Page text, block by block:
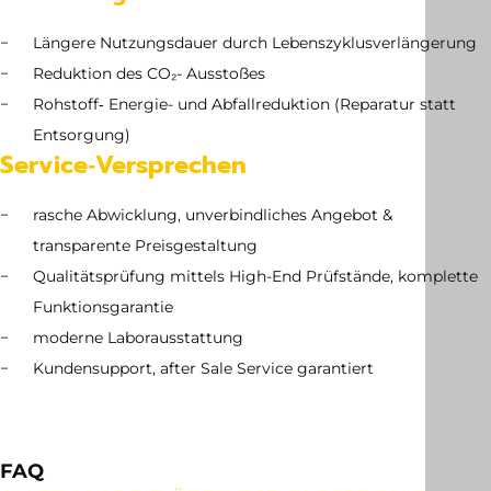
Längere Nutzungsdauer durch Lebenszyklusverlängerung
Reduktion des CO₂- Ausstoßes
Rohstoff‑ Energie- und Abfallreduktion (Reparatur statt
Entsorgung)
Service‑Versprechen
rasche Abwicklung, unverbindliches Angebot &
transparente Preisgestaltung
Qualitätsprüfung mittels High-End Prüfstände, komplette
Funktionsgarantie
moderne Laborausstattung
Kundensupport, after Sale Service garantiert
FAQ